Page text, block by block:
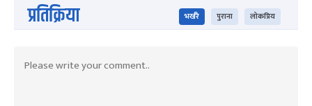
प्रतिक्रिया भर्खरै पुराना लोकप्रिय